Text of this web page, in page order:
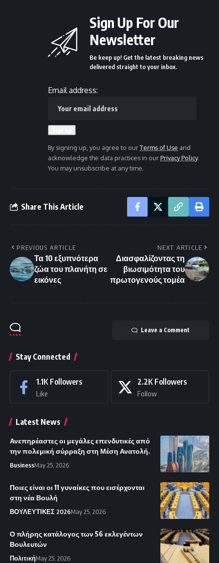
Sign Up For Our
Newsletter
Be keep up! Get the latest breaking news
delivered straight to your inbox.
Email address:
By signing up, you agree to ourTerms of Use and
acknowledge the data practices in ourPrivacy Policy.
You may unsubscribe at any time.
Share This Article
PREVIOUS ARTICLE
Τα 10 εξυπνότερα
ζώα του πλανήτη σε
εικόνες
NEXT ARTICLE
Διασφαλίζοντας τη
βιωσιμότητα του
πρωτογενούς τομέα
Leave a Comment
Stay Connected
1.1K Followers
Like
2.2K Followers
Follow
Latest News
Ανεπηρέαστες οι μεγάλες επενδυτικές από
την πολεμική σύρραξη στη Μέση Ανατολή.
BusinessMay 25, 2026
Ποιες είναι οι 11 γυναίκες που εισέρχονται
στη νέα Βουλή
ΒΟΥΛΕΥΤΙΚΕΣ 2026May 25, 2026
Ο πλήρης κατάλογος των 56 εκλεγέντων
Βουλευτών
ΠολιτικήMay 25, 2026